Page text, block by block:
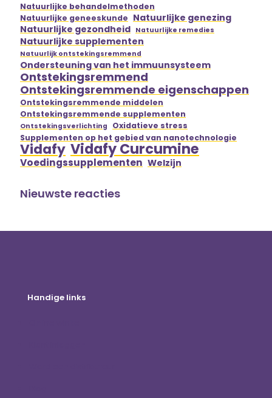
Natuurlijke behandelmethoden
Natuurlijke geneeskunde Natuurlijke genezing
Natuurlijke gezondheid Natuurlijke remedies
Natuurlijke supplementen
Natuurlijk ontstekingsremmend
Ondersteuning van het immuunsysteem
Ontstekingsremmend
Ontstekingsremmende eigenschappen
Ontstekingsremmende middelen
Ontstekingsremmende supplementen
Ontstekingsverlichting
Oxidatieve stress
Supplementen op het gebied van nanotechnologie
Vidafy Vidafy Curcumine
Voedingssupplementen Welzijn
Nieuwste reacties
Handige links